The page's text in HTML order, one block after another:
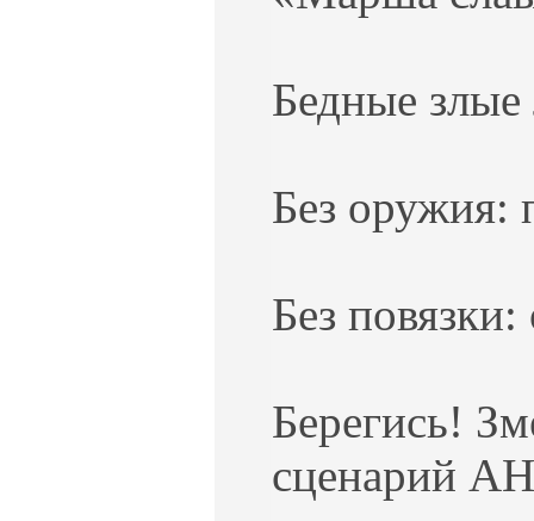
Бедные
Без оружия:
Без
Берегись!
сценарий